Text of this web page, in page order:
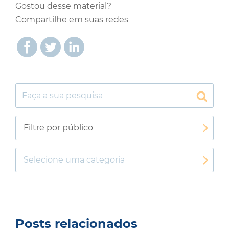
Gostou desse material?
Compartilhe em suas redes
Filtre por público
Selecione uma categoria
Posts relacionados